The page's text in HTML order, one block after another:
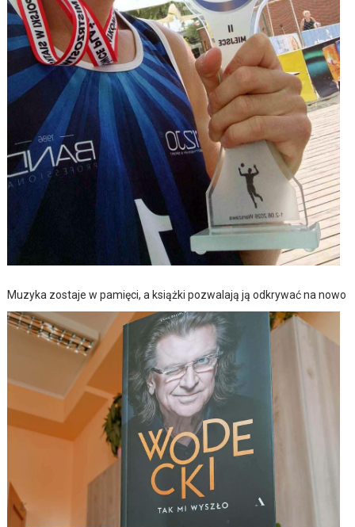
Muzyka zostaje w pamięci, a książki pozwalają ją odkrywać na nowo